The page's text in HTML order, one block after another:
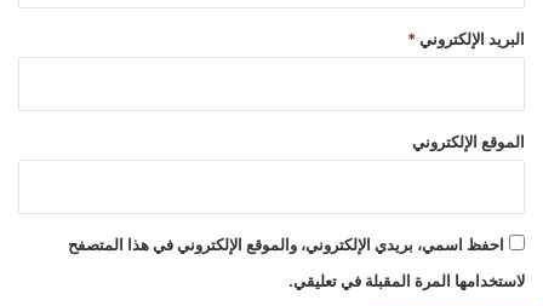
البريد الإلكتروني *
الموقع الإلكتروني
احفظ اسمي، بريدي الإلكتروني، والموقع الإلكتروني في هذا المتصفح
لاستخدامها المرة المقبلة في تعليقي.